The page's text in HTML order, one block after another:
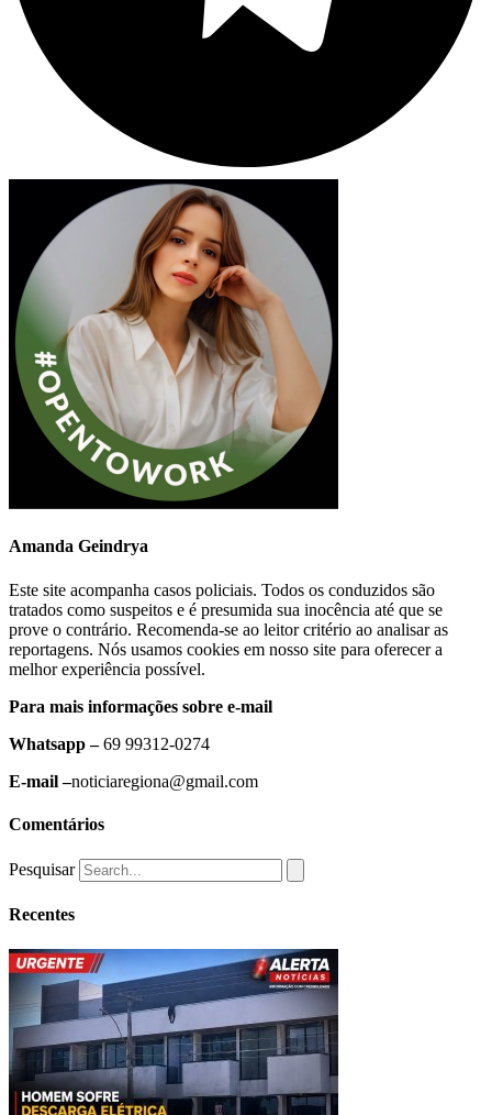
Amanda Geindrya
Este site acompanha casos policiais. Todos os conduzidos são
tratados como suspeitos e é presumida sua inocência até que se
prove o contrário. Recomenda-se ao leitor critério ao analisar as
reportagens. Nós usamos cookies em nosso site para oferecer a
melhor experiência possível.
Para mais informações sobre e-mail
Whatsapp –69 99312-0274
E-mail –noticiaregiona@gmail.com
Comentários
Pesquisar
Recentes